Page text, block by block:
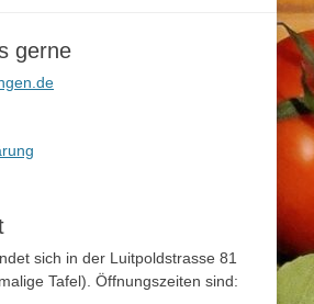
gerne
sich in der Luitpoldstrasse 81
Tafel). Öffnungszeiten sind: